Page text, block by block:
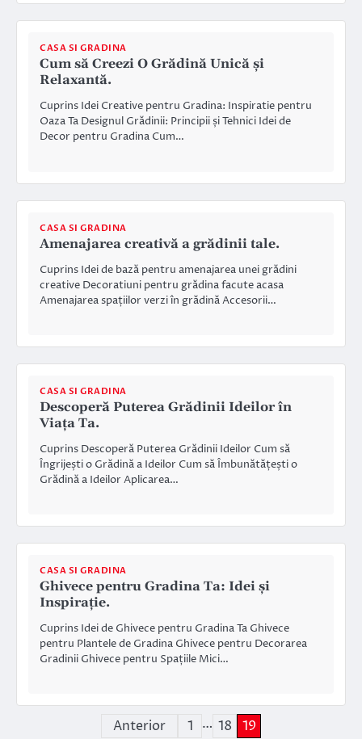
CASA SI GRADINA
Cum să Creezi O Grădină Unică și
Relaxantă.
Cuprins Idei Creative pentru Gradina: Inspiratie pentru
Oaza Ta Designul Grădinii: Principii și Tehnici Idei de
Decor pentru Gradina Cum…
CASA SI GRADINA
Amenajarea creativă a grădinii tale.
Cuprins Idei de bază pentru amenajarea unei grădini
creative Decoratiuni pentru grădina facute acasa
Amenajarea spațiilor verzi în grădină Accesorii…
CASA SI GRADINA
Descoperă Puterea Grădinii Ideilor în
Viața Ta.
Cuprins Descoperă Puterea Grădinii Ideilor Cum să
Îngrijești o Grădină a Ideilor Cum să Îmbunătățești o
Grădină a Ideilor Aplicarea…
CASA SI GRADINA
Ghivece pentru Gradina Ta: Idei și
Inspirație.
Cuprins Idei de Ghivece pentru Gradina Ta Ghivece
pentru Plantele de Gradina Ghivece pentru Decorarea
Gradinii Ghivece pentru Spațiile Mici…
Anterior 1 … 18 19